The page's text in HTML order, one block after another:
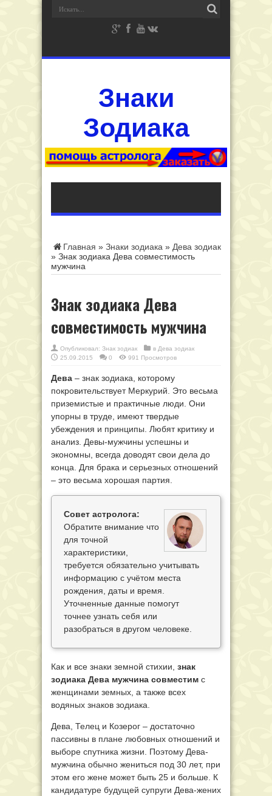
Знаки
Зодиака
Главная » Знаки зодиака » Дева зодиак
» Знак зодиака Дева совместимость
мужчина
Знак зодиака Дева
совместимость мужчина
Опубликовал: Знак зодиак в Дева зодиак
25.09.2015
0 991 Просмотров
Дева – знак зодиака, которому
покровительствует Меркурий. Это весьма
приземистые и практичные люди. Они
упорны в труде, имеют твердые
убеждения и принципы. Любят критику и
анализ. Девы-мужчины успешны и
экономны, всегда доводят свои дела до
конца. Для брака и серьезных отношений
– это весьма хорошая партия.
Совет астролога:
Обратите внимание что
для точной
характеристики,
требуется обязательно учитывать
информацию с учётом места
рождения, даты и время.
Уточненные данные помогут
точнее узнать себя или
разобраться в другом человеке.
Как и все знаки земной стихии, знак
зодиака Дева мужчина совместим с
женщинами земных, а также всех
водяных знаков зодиака.
Дева, Телец и Козерог – достаточно
пассивны в плане любовных отношений и
выборе спутника жизни. Поэтому Дева-
мужчина обычно жениться под 30 лет, при
этом его жене может быть 25 и больше. К
кандидатуре будущей супруги Дева-жених